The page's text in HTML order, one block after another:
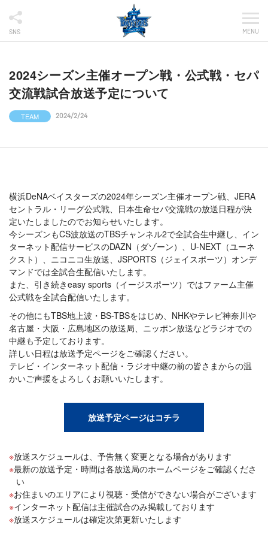
SNS MENU
2024シーズン主催オープン戦・公式戦・セパ
交流戦試合放送予定について
TEAM 2024/2/24
横浜DeNAベイスターズの2024年シーズン主催オープン戦、JERA
セントラル・リーグ公式戦、日本生命セパ交流戦の放送日程が決
定いたしましたのでお知らせいたします。
今シーズンもCS波放送のTBSチャンネル2で全試合生中継し、イン
ターネット配信サービスのDAZN（ダゾーン）、U-NEXT（ユーネ
クスト）、ニコニコ生放送、JSPORTS（ジェイスポーツ）オンデ
マンドでは全試合生配信いたします。
また、引き続きeasy sports（イージスポーツ）ではファーム主催
公式戦を全試合配信いたします。
その他にもTBS地上波・BS-TBSをはじめ、NHKやテレビ神奈川や
名古屋・大阪・広島地区の放送局、ニッポン放送などラジオでの
中継も予定しております。
詳しい日程は放送予定ページをご確認ください。
テレビ・インターネット配信・ラジオ中継の前の皆さまからの温
かいご声援をよろしくお願いいたします。
放送予定ページはコチラ
放送スケジュールは、予告無く変更となる場合があります
最新の放送予定・時間は各放送局のホームページをご確認くださ
い
お住まいのエリアにより視聴・受信ができない場合がございます
インターネット配信は主催試合のみ掲載しております
放送スケジュールは確定次第更新いたします